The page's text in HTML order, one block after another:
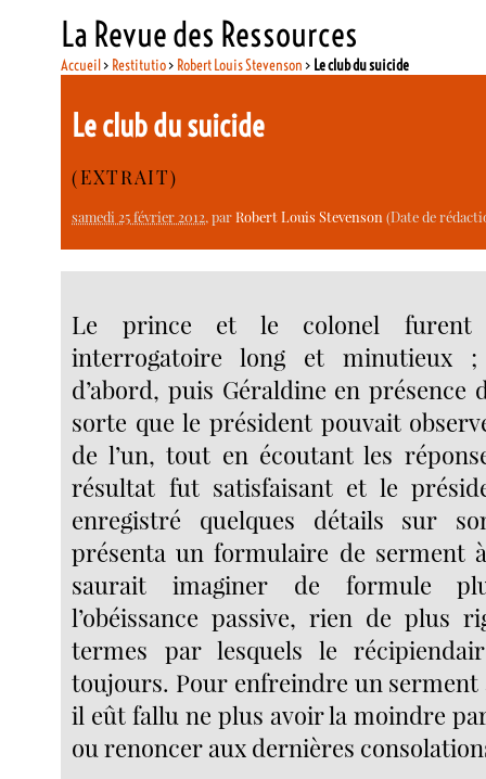
La Revue des Ressources
Accueil> Restitutio> Robert Louis Stevenson > Le club du suicide
Le club du suicide
(EXTRAIT)
samedi 25 février 2012, parRobert Louis Stevenson(Date de
Le prince et le colonel
interrogatoire long et minutieux
d’abord, puis Géraldine en présence
sorte que le président pouvait
de l’un, tout en écoutant les
résultat fut satisfaisant et le
enregistré quelques détails sur
présenta un formulaire de serment
saurait imaginer de formule
l’obéissance passive, rien de plus
termes par lesquels le
toujours. Pour enfreindre un serment
il eût fallu ne plus avoir la moindre
ou renoncer aux dernières